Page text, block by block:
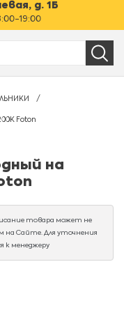
д. 1Б
19:00
Foton
на
товара может не
на Сайте. Для уточнения
к менеджеру